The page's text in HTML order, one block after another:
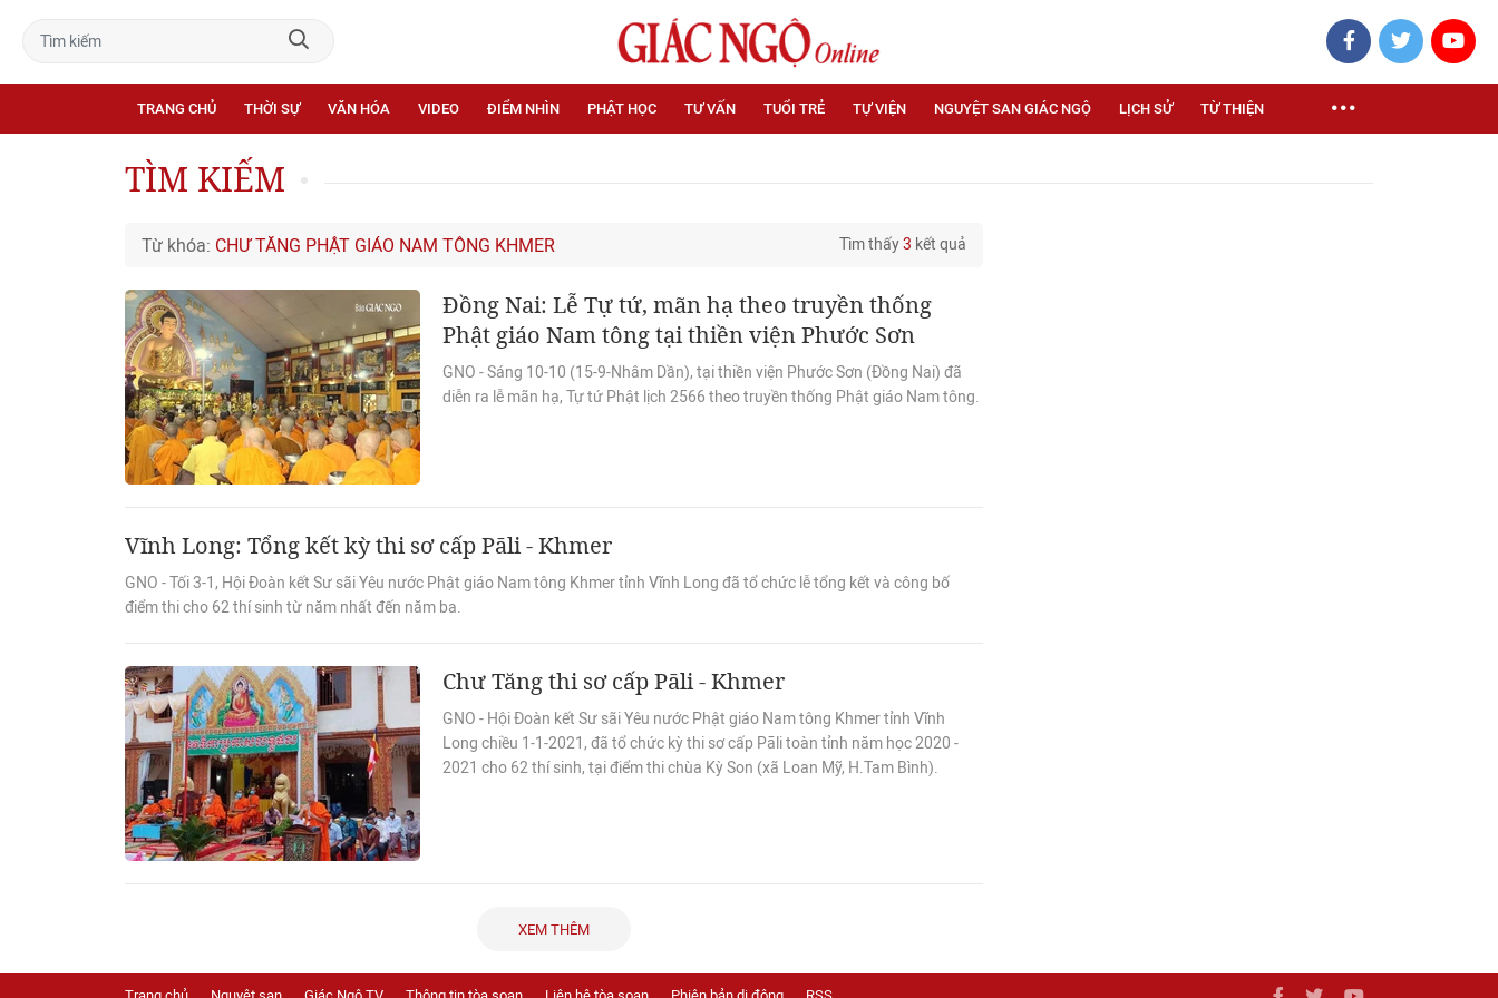
TRANG CHỦ THỜI SỰ VĂN HÓA VIDEO ĐIỂM NHÌN PHẬT HỌC TƯ VẤN TUỔI TRẺ TỰ VIỆN NGUYỆT SAN GIÁC NGỘ LỊCH SỬ TỪ THIỆN
TÌM KIẾM
Từ khóa: CHƯ TĂNG PHẬT GIÁO NAM TÔNG KHMER Tìm thấy3 kết quả
Đồng Nai: Lễ Tự tứ, mãn hạ theo truyền thống
Phật giáo Nam tông tại thiền viện Phước Sơn
GNO - Sáng 10-10 (15-9-Nhâm Dần), tại thiền viện Phước Sơn (Đồng Nai) đã
diễn ra lễ mãn hạ, Tự tứ Phật lịch 2566 theo truyền thống Phật giáo Nam tông.
Vĩnh Long: Tổng kết kỳ thi sơ cấp Pāli - Khmer
GNO - Tối 3-1, Hội Đoàn kết Sư sãi Yêu nước Phật giáo Nam tông Khmer tỉnh Vĩnh Long đã tổ chức lễ tổng kết và công bố
điểm thi cho 62 thí sinh từ năm nhất đến năm ba.
Chư Tăng thi sơ cấp Pāli - Khmer
GNO - Hội Đoàn kết Sư sãi Yêu nước Phật giáo Nam tông Khmer tỉnh Vĩnh
Long chiều 1-1-2021, đã tổ chức kỳ thi sơ cấp Pāli toàn tỉnh năm học 2020 -
2021 cho 62 thí sinh, tại điểm thi chùa Kỳ Son (xã Loan Mỹ, H.Tam Bình).
XEM THÊM